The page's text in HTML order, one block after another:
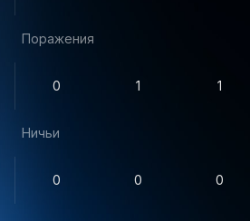
Поражения
0 1 1
Ничьи
0 0 0